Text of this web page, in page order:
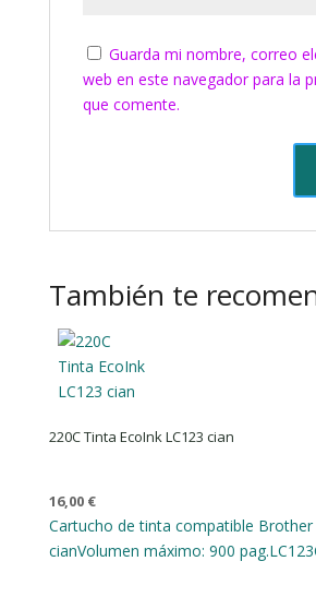
Guarda mi nombre, correo
web en este navegador para la
que comente.
También te
220C Tinta EcoInk LC123 cian
16,00 €
Cartucho de tinta compatible Brother
cianVolumen máximo: 900 pag.